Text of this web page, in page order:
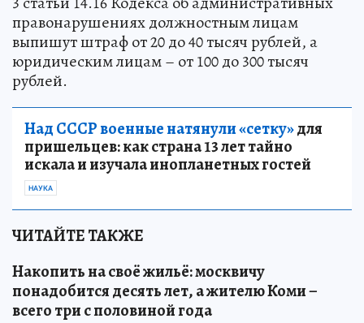
правонарушениях должностным лицам
выпишут штраф от 20 до 40 тысяч рублей, а
юридическим лицам – от 100 до 300 тысяч
рублей.
Над СССР военные натянули «сетку»для
пришельцев: как страна 13 лет тайно
искала и изучала инопланетных гостей
НАУКА
ЧИТАЙТЕ ТАКЖЕ
Накопить на своё жильё: москвичу
понадобится десять лет, а жителю Коми –
всего три с половиной года